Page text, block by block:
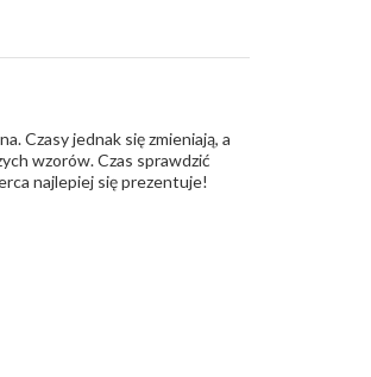
Czasy jednak się zmieniają, a
wzorów. Czas sprawdzić
najlepiej się prezentuje!